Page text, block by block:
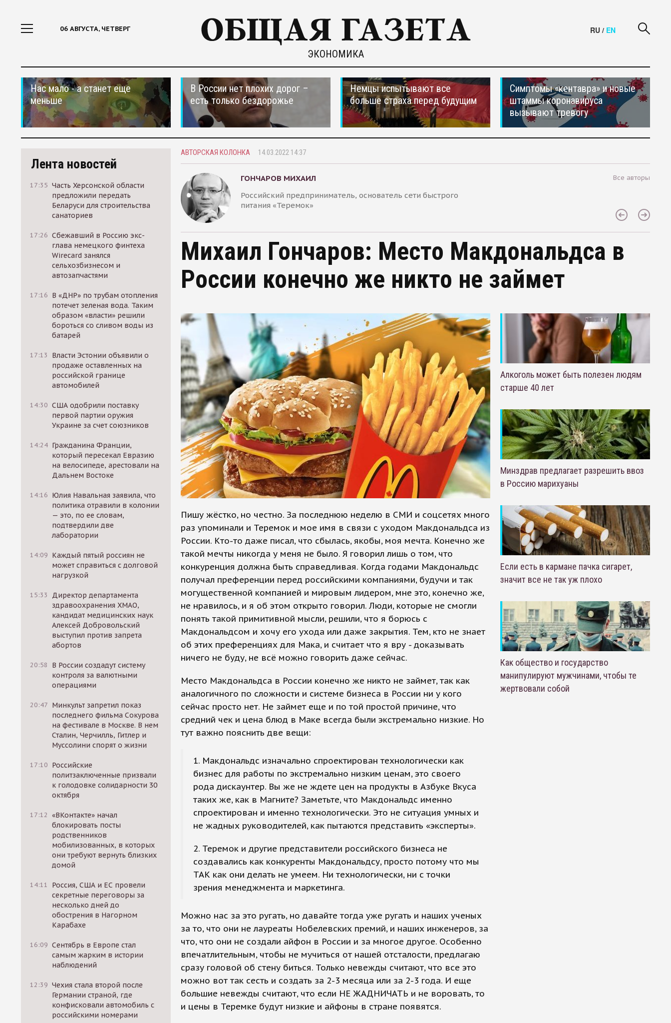
06 АВГУСТА, ЧЕТВЕРГ
ЭКОНОМИКА
RU / EN
Нас мало - а станет еще
меньше
В России нет плохих дорог –
есть только бездорожье
Немцы испытывают все
больше страха перед будущим
Симптомы «кентавра» и новые
штаммы коронавируса
вызывают тревогу
Лента новостей
17:35 Часть Херсонской области
предложили передать
Беларуси для строительства
санаториев
17:26 Сбежавший в Россию экс-
глава немецкого финтеха
Wirecard занялся
сельхозбизнесом и
автозапчастями
17:16 В «ДНР» по трубам отопления
потечет зеленая вода. Таким
образом «власти» решили
бороться со сливом воды из
батарей
17:13
Власти Эстонии объявили о
продаже оставленных на
российской границе
автомобилей
14:30 США одобрили поставку
первой партии оружия
Украине за счет союзников
14:24 Гражданина Франции,
который пересекал Евразию
на велосипеде, арестовали на
Дальнем Востоке
14:16 Юлия Навальная заявила, что
политика отравили в колонии
— это, по ее словам,
подтвердили две
лаборатории
14:09 Каждый пятый россиян не
может справиться с долговой
нагрузкой
15:33
Директор департамента
здравоохранения ХМАО,
кандидат медицинских наук
Алексей Добровольский
выступил против запрета
абортов
20:58
В России создадут систему
контроля за валютными
операциями
20:47 Минкульт запретил показ
последнего фильма Сокурова
на фестивале в Москве. В нем
Сталин, Черчилль, Гитлер и
Муссолини спорят о жизни
17:10 Российские
политзаключенные призвали
к голодовке солидарности 30
октября
17:12 «ВКонтакте» начал
блокировать посты
родственников
мобилизованных, в которых
они требуют вернуть близких
домой
14:11
Россия, США и ЕС провели
секретные переговоры за
несколько дней до
обострения в Нагорном
Карабахе
16:09 Сентябрь в Европе стал
самым жарким в истории
наблюдений
12:39 Чехия стала второй после
Германии страной, где
конфисковали автомобиль с
российскими номерами
АВТОРСКАЯ КОЛОНКА 14.03.2022 14:37
ГОНЧАРОВ МИХАИЛ
Российский предприниматель, основатель сети быстрого
питания «Теремок»
Все авторы
Михаил Гончаров: Место Макдональдса в
России конечно же никто не займет
Пишу жёстко, но честно. За последнюю неделю в СМИ и соцсетях много
раз упоминали и Теремок и мое имя в связи с уходом Макдональдса из
России. Кто-то даже писал, что сбылась, якобы, моя мечта. Конечно же
такой мечты никогда у меня не было. Я говорил лишь о том, что
конкуренция должна быть справедливая. Когда годами Макдональдс
получал преференции перед российскими компаниями, будучи и так
могущественной компанией и мировым лидером, мне это, конечно же,
не нравилось, и я об этом открыто говорил. Люди, которые не смогли
понять такой примитивной мысли, решили, что я борюсь с
Макдональдсом и хочу его ухода или даже закрытия. Тем, кто не знает
об этих преференциях для Мака, и считает что я вру - доказывать
ничего не буду, не всё можно говорить даже сейчас.
Место Макдональдса в России конечно же никто не займет, так как
аналогичного по сложности и системе бизнеса в России ни у кого
сейчас просто нет. Не займет еще и по той простой причине, что
средний чек и цена блюд в Маке всегда были экстремально низкие. Но
тут важно пояснить две вещи:
1. Макдональдс изначально спроектирован технологически как
бизнес для работы по экстремально низким ценам, это своего
рода дискаунтер. Вы же не ждете цен на продукты в Азбуке Вкуса
таких же, как в Магните? Заметьте, что Макдональдс именно
спроектирован и именно технологически. Это не ситуация умных и
не жадных руководителей, как пытаются представить «эксперты».
2. Теремок и другие представители российского бизнеса не
создавались как конкуренты Макдональдсу, просто потому что мы
ТАК как они делать не умеем. Ни технологически, ни с точки
зрения менеджмента и маркетинга.
Можно нас за это ругать, но давайте тогда уже ругать и наших ученых
за то, что они не лауреаты Нобелевских премий, и наших инженеров, за
что, что они не создали айфон в России и за многое другое. Особенно
впечатлительным, чтобы не мучиться от нашей отсталости, предлагаю
сразу головой об стену биться. Только невежды считают, что все это
можно вот так сесть и создать за 2-3 месяца или за 2-3 года. И еще
большие невежды считают, что если НЕ ЖАДНИЧАТЬ и не воровать, то
и цены в Теремке будут низкие и айфоны в стране появятся.
Алкоголь может быть полезен людям
старше 40 лет
Минздрав предлагает разрешить ввоз
в Россию марихуаны
Если есть в кармане пачка сигарет,
значит все не так уж плохо
Как общество и государство
манипулируют мужчинами, чтобы те
жертвовали собой